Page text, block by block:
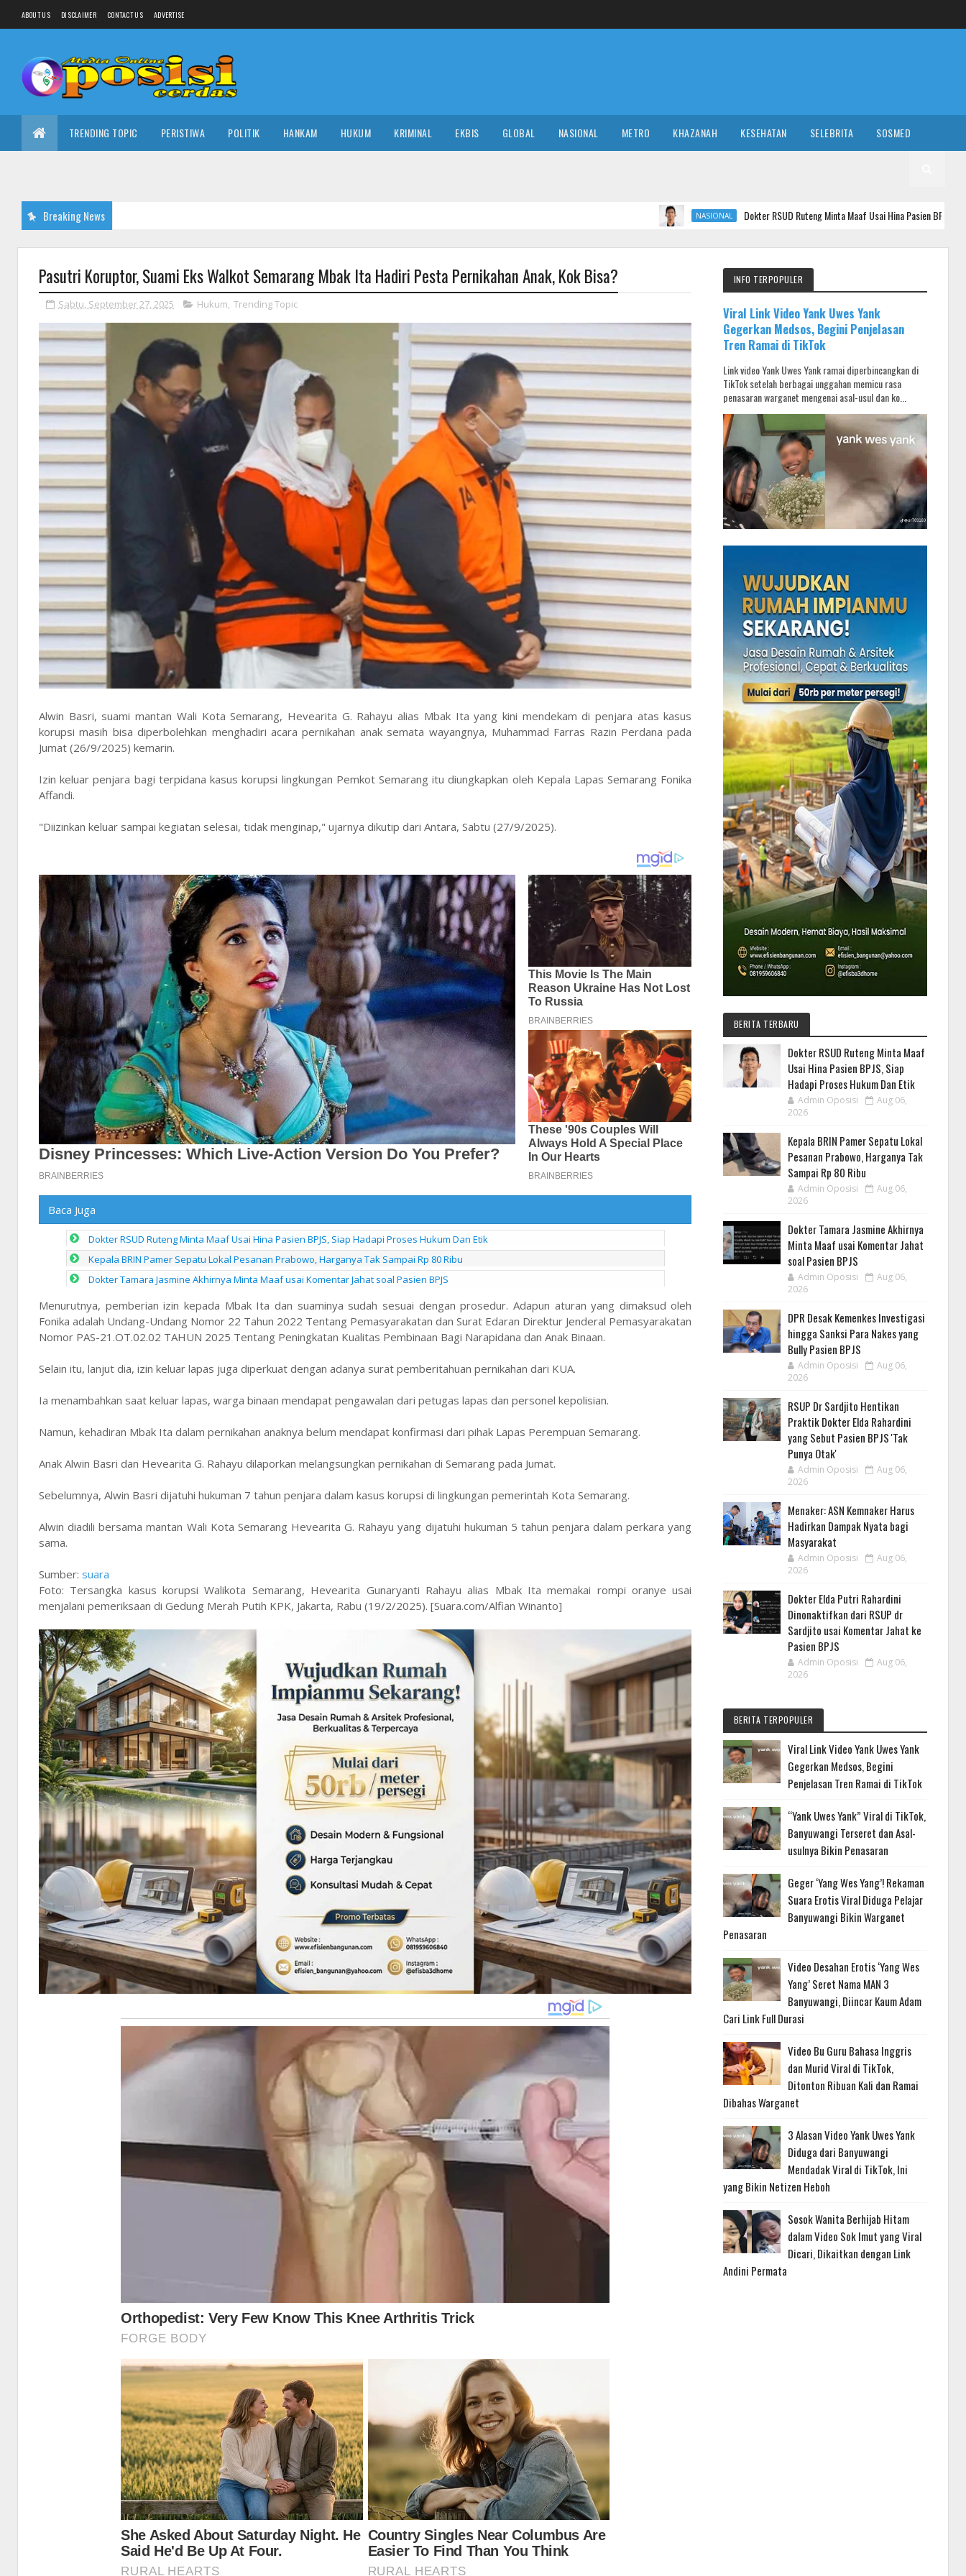
ABOUT US DISCLAIMER CONTACT US ADVERTISE
TRENDING TOPIC PERISTIWA POLITIK HANKAM HUKUM KRIMINAL EKBIS GLOBAL NASIONAL METRO KHAZANAH KESEHATAN SELEBRITA SOSMED
Breaking News Dokter RSUD Ruteng Minta Maaf Usai Hina Pasien BPJS, Siap Hadapi Proses
Pasutri Koruptor, Suami Eks Walkot Semarang Mbak Ita Hadiri Pesta Pernikahan Anak, Kok Bisa?
Sabtu, September 27, 2025 Hukum, Trending Topic
Alwin Basri, suami mantan Wali Kota Semarang, Hevearita G. Rahayu alias Mbak Ita yang kini mendekam di penjara atas kasus
korupsi masih bisa diperbolehkan menghadiri acara pernikahan anak semata wayangnya, Muhammad Farras Razin Perdana pada
Jumat (26/9/2025) kemarin.
Izin keluar penjara bagi terpidana kasus korupsi lingkungan Pemkot Semarang itu diungkapkan oleh Kepala Lapas Semarang Fonika
Affandi.
"Diizinkan keluar sampai kegiatan selesai, tidak menginap," ujarnya dikutip dari Antara, Sabtu (27/9/2025).
Baca Juga
Dokter RSUD Ruteng Minta Maaf Usai Hina Pasien BPJS, Siap Hadapi Proses Hukum Dan Etik
Kepala BRIN Pamer Sepatu Lokal Pesanan Prabowo, Harganya Tak Sampai Rp 80 Ribu
Dokter Tamara Jasmine Akhirnya Minta Maaf usai Komentar Jahat soal Pasien BPJS
Menurutnya, pemberian izin kepada Mbak Ita dan suaminya sudah sesuai dengan prosedur. Adapun aturan yang dimaksud oleh
Fonika adalah Undang-Undang Nomor 22 Tahun 2022 Tentang Pemasyarakatan dan Surat Edaran Direktur Jenderal Pemasyarakatan
Nomor PAS-21.OT.02.02 TAHUN 2025 Tentang Peningkatan Kualitas Pembinaan Bagi Narapidana dan Anak Binaan.
Selain itu, lanjut dia, izin keluar lapas juga diperkuat dengan adanya surat pemberitahuan pernikahan dari KUA.
Ia menambahkan saat keluar lapas, warga binaan mendapat pengawalan dari petugas lapas dan personel kepolisian.
Namun, kehadiran Mbak Ita dalam pernikahan anaknya belum mendapat konfirmasi dari pihak Lapas Perempuan Semarang.
Anak Alwin Basri dan Hevearita G. Rahayu dilaporkan melangsungkan pernikahan di Semarang pada Jumat.
Sebelumnya, Alwin Basri dijatuhi hukuman 7 tahun penjara dalam kasus korupsi di lingkungan pemerintah Kota Semarang.
Alwin diadili bersama mantan Wali Kota Semarang Hevearita G. Rahayu yang dijatuhi hukuman 5 tahun penjara dalam perkara yang
sama.
Sumber: suara
Foto: Tersangka kasus korupsi Walikota Semarang, Hevearita Gunaryanti Rahayu alias Mbak Ita memakai rompi oranye usai
menjalani pemeriksaan di Gedung Merah Putih KPK, Jakarta, Rabu (19/2/2025). [Suara.com/Alfian Winanto]
INFO TERPOPULER
Viral Link Video Yank Uwes Yank
Gegerkan Medsos, Begini Penjelasan
Tren Ramai di TikTok
Link video Yank Uwes Yank ramai diperbincangkan di
TikTok setelah berbagai unggahan memicu rasa
penasaran warganet mengenai asal-usul dan ko...
BERITA TERBARU
Dokter RSUD Ruteng Minta Maaf
Usai Hina Pasien BPJS, Siap
Hadapi Proses Hukum Dan Etik
Admin Oposisi
Aug 06,
2026
Kepala BRIN Pamer Sepatu Lokal
Pesanan Prabowo, Harganya Tak
Sampai Rp 80 Ribu
Admin Oposisi
Aug 06,
2026
Dokter Tamara Jasmine Akhirnya
Minta Maaf usai Komentar Jahat
soal Pasien BPJS
Admin Oposisi
Aug 06,
2026
DPR Desak Kemenkes Investigasi
hingga Sanksi Para Nakes yang
Bully Pasien BPJS
Admin Oposisi
Aug 06,
2026
RSUP Dr Sardjito Hentikan
Praktik Dokter Elda Rahardini
yang Sebut Pasien BPJS 'Tak
Punya Otak'
Admin Oposisi
Aug 06,
2026
Menaker: ASN Kemnaker Harus
Hadirkan Dampak Nyata bagi
Masyarakat
Admin Oposisi
Aug 06,
2026
Dokter Elda Putri Rahardini
Dinonaktifkan dari RSUP dr
Sardjito usai Komentar Jahat ke
Pasien BPJS
Admin Oposisi
Aug 06,
2026
BERITA TERPOPULER
Viral Link Video Yank Uwes Yank
Gegerkan Medsos, Begini
Penjelasan Tren Ramai di TikTok
“Yank Uwes Yank” Viral di TikTok,
Banyuwangi Terseret dan Asal-
usulnya Bikin Penasaran
Geger ‘Yang Wes Yang’! Rekaman
Suara Erotis Viral Diduga Pelajar
Banyuwangi Bikin Warganet
Penasaran
Video Desahan Erotis ‘Yang Wes
Yang’ Seret Nama MAN 3
Banyuwangi, Diincar Kaum Adam
Cari Link Full Durasi
Video Bu Guru Bahasa Inggris
dan Murid Viral di TikTok,
Ditonton Ribuan Kali dan Ramai
Dibahas Warganet
3 Alasan Video Yank Uwes Yank
Diduga dari Banyuwangi
Mendadak Viral di TikTok, Ini
yang Bikin Netizen Heboh
Sosok Wanita Berhijab Hitam
dalam Video Sok Imut yang Viral
Dicari, Dikaitkan dengan Link
Andini Permata